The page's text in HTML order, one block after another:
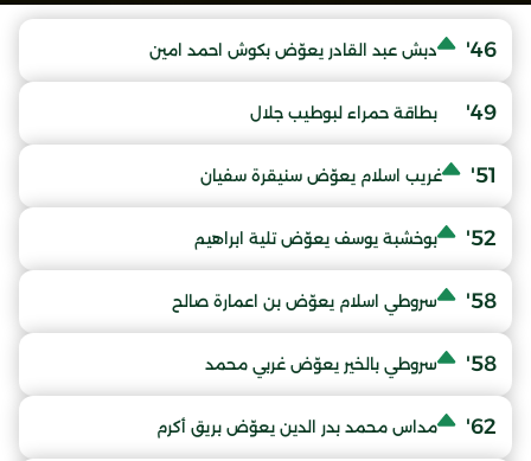
46' دبش عبد القادر يعوّض بكوش احمد امين
49' بطاقة حمراء لبوطيب جلال
51' غريب اسلام يعوّض سنيقرة سفيان
52' بوخشبة يوسف يعوّض تلية ابراهيم
58' سروطي اسلام يعوّض بن اعمارة صالح
58' سروطي بالخير يعوّض غربي محمد
62' مداس محمد بدر الدين يعوّض بريق أكرم